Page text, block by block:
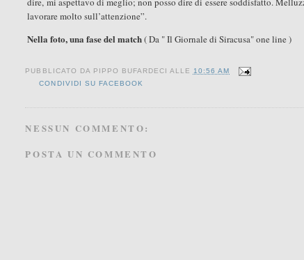
lavorare molto sull’attenzione”.
Nella foto, una fase del match( Da " Il Giornale di Siracusa" one line )
PUBBLICATO DA PIPPO BUFARDECI ALLE 10:56 AM
CONDIVIDI SU FACEBOOK
NESSUN COMMENTO:
POSTA UN COMMENTO